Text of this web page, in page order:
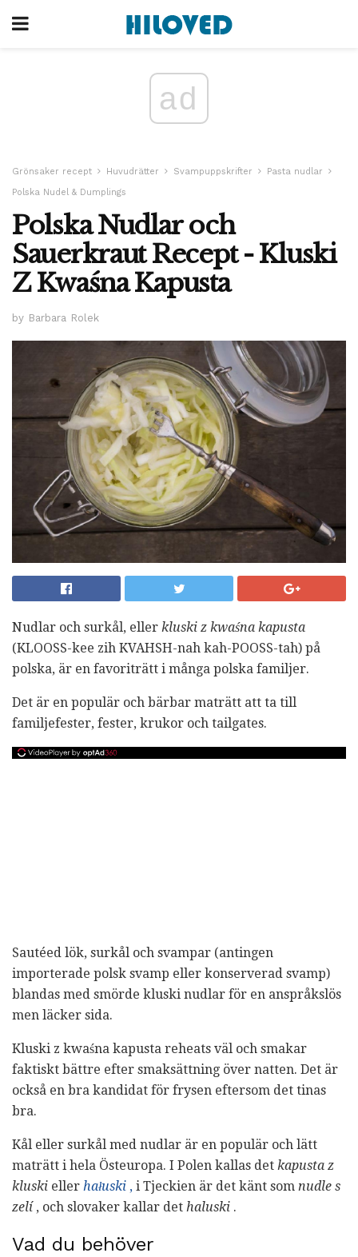
ad
Grönsaker recept Huvudrätter Svampuppskrifter
Pasta nudlar
Polska Nudel & Dumplings
Polska Nudlar och
Sauerkraut Recept - Kluski
Z Kwaśna Kapusta
by Barbara Rolek
Nudlar och surkål, eller kluski z kwaśna kapusta
(KLOOSS-kee zih KVAHSH-nah kah-POOSS-tah) på
polska, är en favoriträtt i många polska familjer.
Det är en populär och bärbar maträtt att ta till
familjefester, fester, krukor och tailgates.
Sautéed lök, surkål och svampar (antingen
importerade polsk svamp eller konserverad svamp)
blandas med smörde kluski nudlar för en anspråkslös
men läcker sida.
Kluski z kwaśna kapusta reheats väl och smakar
faktiskt bättre efter smaksättning över natten. Det är
också en bra kandidat för frysen eftersom det tinas
bra.
Kål eller surkål med nudlar är en populär och lätt
maträtt i hela Östeuropa. I Polen kallas det kapusta z
kluski eller hałuski , i Tjeckien är det känt som nudle s
zelí, och slovaker kallar det haluski .
Vad du behöver